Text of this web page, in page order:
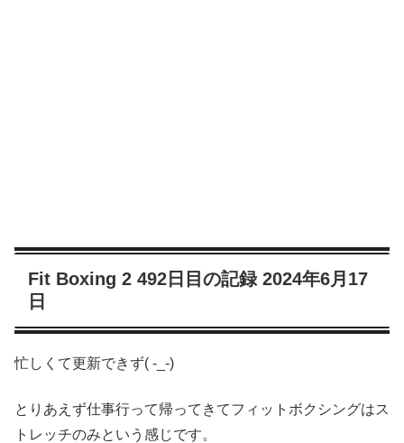
Fit Boxing 2 492日目の記録 2024年6月17
日
忙しくて更新できず( -_-)
とりあえず仕事行って帰ってきてフィットボクシングはス
トレッチのみという感じです。